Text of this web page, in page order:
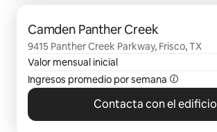
Camden Panther Creek
9415 Panther Creek Parkway, Frisco, TX
Valor mensual inicial
Ingresos promedio por semana
Contacta con el edificio